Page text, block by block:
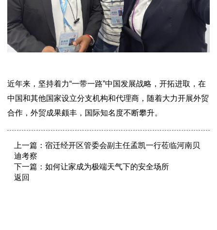
近年来，坚持着力“一带一路”中国发展战略，开拓进取，在
中国和其他国家设立分支机构和代理商，随着大力开展外贸
合作，外贸成果颇丰，国际知名度不断攀升。
上一篇： 宿迁经开区管委会副主任孟凯一行莅临河南贝
迪考察
下一篇： 如何让家成为极端天气下的安全场所
返回